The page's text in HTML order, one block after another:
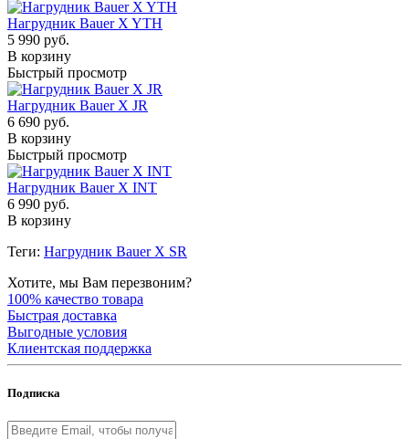
Нагрудник Bauer X YTH
5 990 руб.
В корзину
Быстрый просмотр
Нагрудник Bauer X JR
6 690 руб.
В корзину
Быстрый просмотр
Нагрудник Bauer X INT
6 990 руб.
В корзину
Теги: Нагрудник Bauer X SR
Хотите, мы Вам перезвоним?
100% качество товара
Быстрая доставка
Выгодные условия
Клиентская поддержка
Подписка